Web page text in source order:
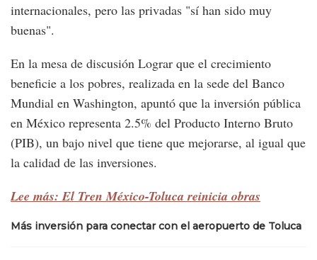
internacionales, pero las privadas "sí han sido muy
buenas".
En la mesa de discusión Lograr que el crecimiento
beneficie a los pobres, realizada en la sede del Banco
Mundial en Washington, apuntó que la inversión pública
en México representa 2.5% del Producto Interno Bruto
(PIB), un bajo nivel que tiene que mejorarse, al igual que
la calidad de las inversiones.
Lee más: El Tren México-Toluca reinicia obras
Más inversión para conectar con el aeropuerto de Toluca